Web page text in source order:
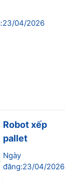
04/2026
Robot xếp
pallet
Ngày
đăng:23/04/2026